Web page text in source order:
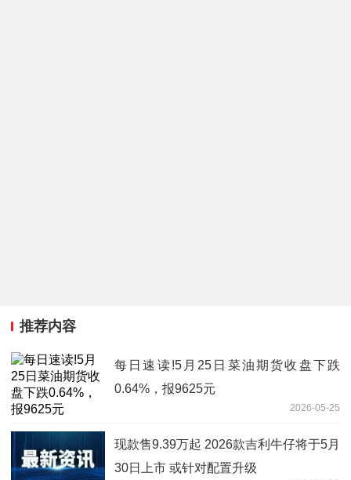
推荐内容
每日速读!5月25日菜油期货收盘下跌
0.64%，报9625元
2026-05-25
现款售9.39万起 2026款吉利牛仔将于5月
30日上市 或针对配置升级